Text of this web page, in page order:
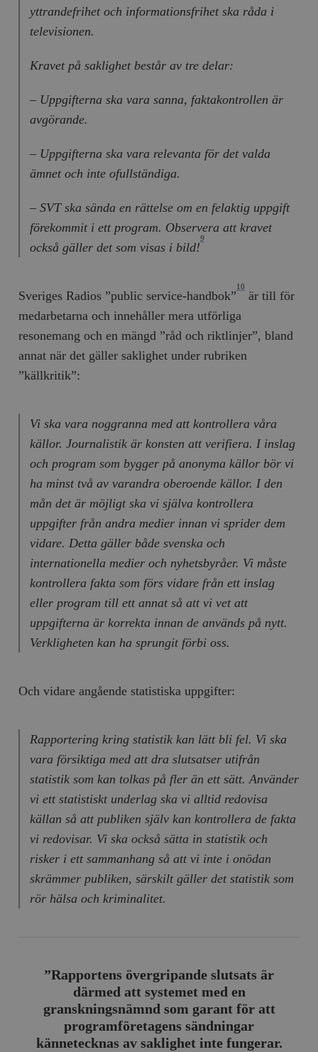
yttrandefrihet och informationsfrihet ska råda i
televisionen.
Kravet på saklighet består av tre delar:
– Uppgifterna ska vara sanna, faktakontrollen är
avgörande.
– Uppgifterna ska vara relevanta för det valda
ämnet och inte ofullständiga.
– SVT ska sända en rättelse om en felaktig uppgift
förekommit i ett program. Observera att kravet
också gäller det som visas i bild!
9
Sveriges Radios ”public service-handbok”
10
är till för
medarbetarna och innehåller mera utförliga
resonemang och en mängd ”råd och riktlinjer”, bland
annat när det gäller saklighet under rubriken
”källkritik”:
Vi ska vara noggranna med att kontrollera våra
källor. Journalistik är konsten att verifiera. I inslag
och program som bygger på anonyma källor bör vi
ha minst två av varandra oberoende källor. I den
mån det är möjligt ska vi själva kontrollera
uppgifter från andra medier innan vi sprider dem
vidare. Detta gäller både svenska och
internationella medier och nyhetsbyråer. Vi måste
kontrollera fakta som förs vidare från ett inslag
eller program till ett annat så att vi vet att
uppgifterna är korrekta innan de används på nytt.
Verkligheten kan ha sprungit förbi oss.
Och vidare angående statistiska uppgifter:
Rapportering kring statistik kan lätt bli fel. Vi ska
vara försiktiga med att dra slutsatser utifrån
statistik som kan tolkas på fler än ett sätt. Använder
vi ett statistiskt underlag ska vi alltid redovisa
källan så att publiken själv kan kontrollera de fakta
vi redovisar. Vi ska också sätta in statistik och
risker i ett sammanhang så att vi inte i onödan
skrämmer publiken, särskilt gäller det statistik som
rör hälsa och kriminalitet.
”Rapportens övergripande slutsats är
därmed att systemet med en
granskningsnämnd som garant för att
programföretagens sändningar
kännetecknas av saklighet inte fungerar.